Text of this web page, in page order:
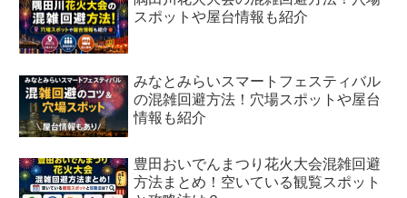
スポットや屋台情報も紹介
みなとみらいスマートフェスティバル
の混雑回避方法！穴場スポットや屋台
情報も紹介
豊田おいでんまつり花火大会混雑回避
方法まとめ！空いている観覧スポット